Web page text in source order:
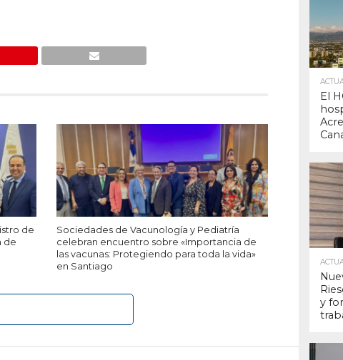
de
de
Sociedades de Vacunología y Pediatría
celebran encuentro sobre «Importancia de
las vacunas: Protegiendo para toda la vida»
en Santiago
El
y